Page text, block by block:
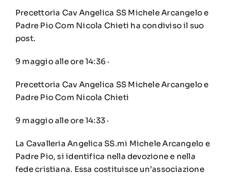
Precettoria Cav Angelica SS Michele Arcangelo e
Padre Pio Com Nicola Chieti ha condiviso il suo
post.
9 maggio alle ore 14:36 ·
Precettoria Cav Angelica SS Michele Arcangelo e
Padre Pio Com Nicola Chieti
9 maggio alle ore 14:33 ·
La Cavalleria Angelica SS.mi Michele Arcangelo e
Padre Pio, si identifica nella devozione e nella
fede cristiana. Essa costituisce un’associazione